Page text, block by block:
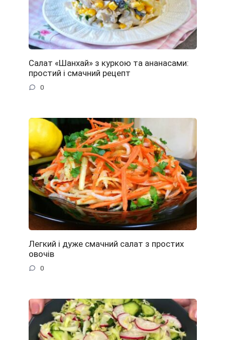
Салат «Шанхай» з куркою та ананасами:
простий і смачний рецепт
0
Легкий і дуже смачний салат з простих
овочів
0